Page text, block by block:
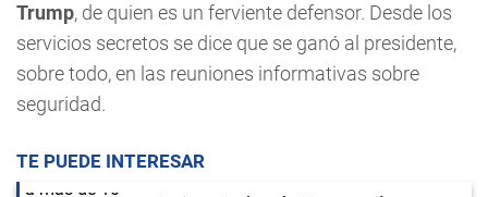
Trump, de quien es un ferviente defensor. Desde los
servicios secretos se dice que se ganó al presidente,
sobre todo, en las reuniones informativas sobre
seguridad.
TE PUEDE INTERESAR